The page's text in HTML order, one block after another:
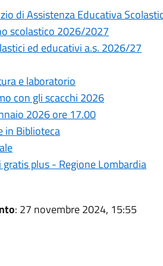
di Assistenza Educativa
scolastico 2026/2027
ed educativi a.s. 2026/27
e laboratorio
con gli scacchi 2026
2026 ore 17.00
in Biblioteca
plus - Regione Lombardia
: 27 novembre 2024, 15:55